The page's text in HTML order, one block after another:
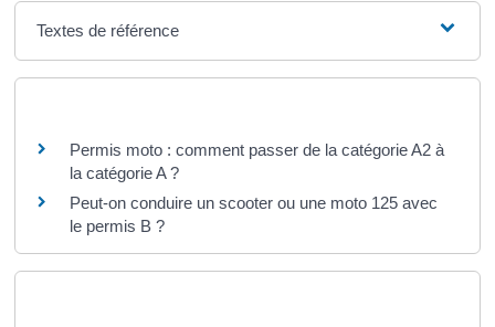
Textes de référence
Permis moto : comment passer de la catégorie A2 à
la catégorie A ?
Peut-on conduire un scooter ou une moto 125 avec
le permis B ?